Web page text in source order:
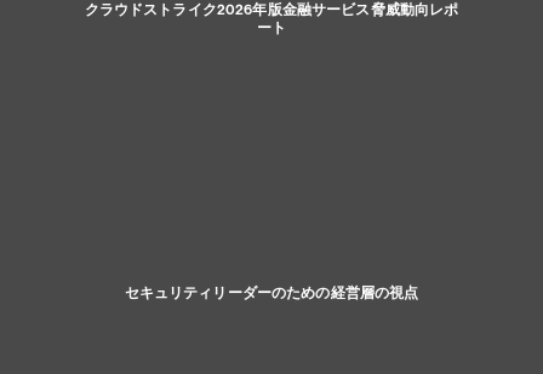
クラウドストライク2026年版金融サービス脅威動向レポ
ート
セキュリティリーダーのための経営層の視点